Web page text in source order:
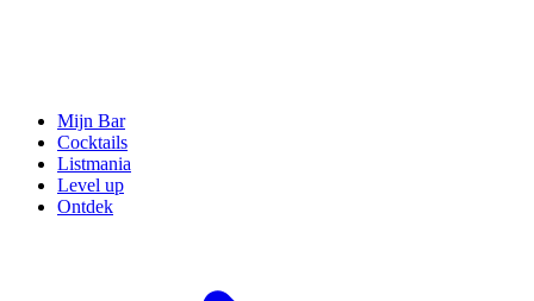
Mijn Bar
Cocktails
Listmania
Level up
Ontdek